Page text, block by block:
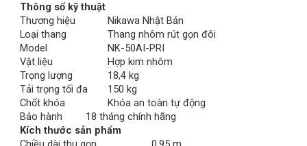
Thông số kỹ thuật
Thương hiệu
Nikawa Nhật Bản
Loại thang
Thang nhôm rút gọn đôi
Model
NK-50AI-PRI
Vật liệu
Hợp kim nhôm
Trọng lượng
18,4 kg
Tải trọng tối đa
150 kg
Chốt khóa
Khóa an toàn tự động
Bảo hành
18 tháng chính hãng
Kích thước sản phẩm